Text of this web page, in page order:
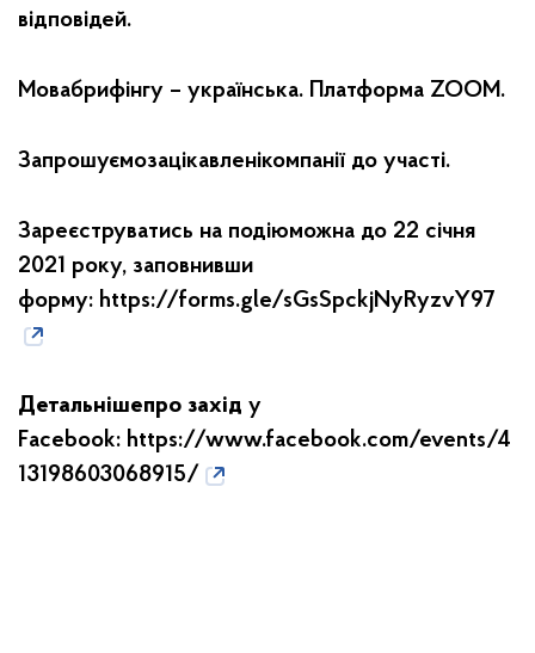
відповідей.
Мовабрифінгу – українська. Платформа ZOOM.
Запрошуємозацікавленікомпанії до участі.
Зареєструватись на подіюможна до 22 січня
2021 року, заповнивши
форму: https://forms.gle/sGsSpckjNyRyzvY97
Детальнішепро захід у
Facebook: https://www.facebook.com/events/4
13198603068915/